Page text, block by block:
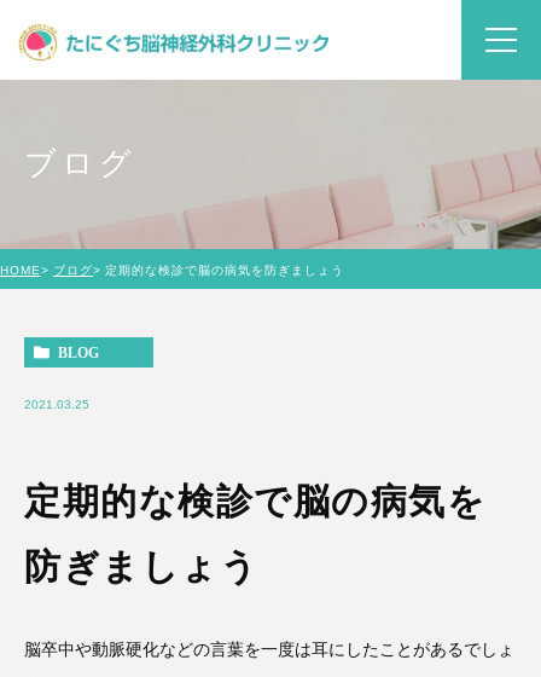
ブログ
HOME ブログ 定期的な検診で脳の病気を防ぎましょう
BLOG
2021.03.25
定期的な検診で脳の病気を
防ぎましょう
脳卒中や動脈硬化などの言葉を一度は耳にしたことがあるでしょ